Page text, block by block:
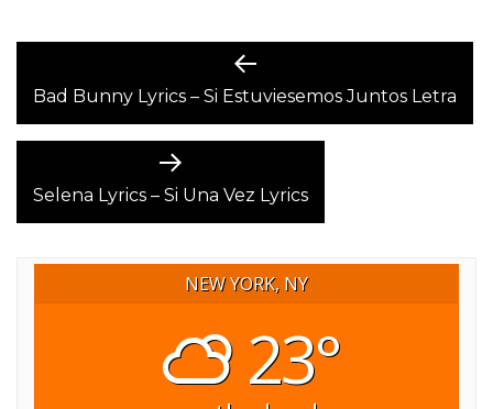
NAVIGATION
Previous
post:
Bad Bunny Lyrics – Si Estuviesemos Juntos Letra
Next
post:
Selena Lyrics – Si Una Vez Lyrics
NEW YORK, NY
23°